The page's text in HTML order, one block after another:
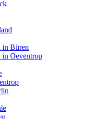
in Büren
in Oeventrop